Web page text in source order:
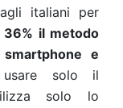
italiani per
36% il metodo
e
solo il
solo lo